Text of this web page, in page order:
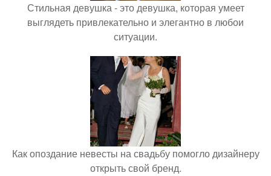
Стильная девушка - это девушка, которая умеет
выглядеть привлекательно и элегантно в любои
ситуации.
Как опоздание невесты на свадьбу помогло дизайнеру
открыть свой бренд.